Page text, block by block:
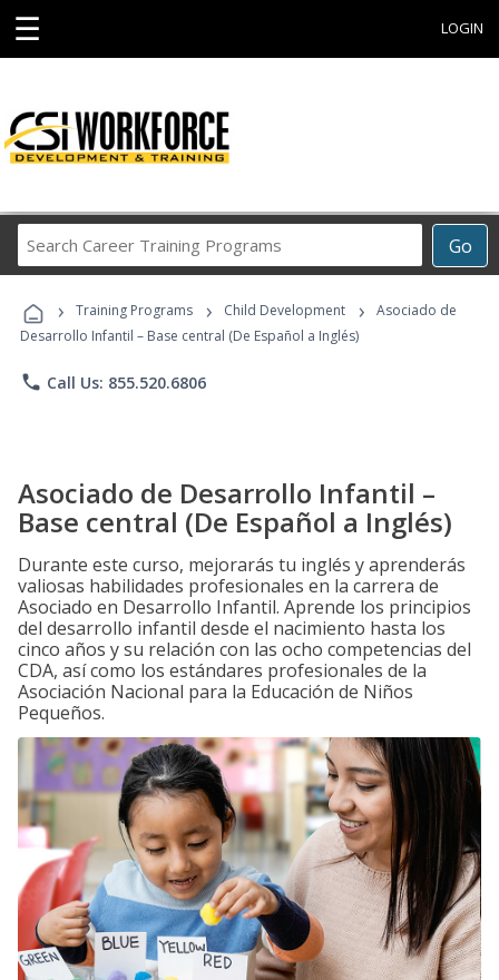
☰ LOGIN
Go
Career
Programs
› Training Programs › Child Development ›
Asociado de
Desarrollo Infantil – Base central (De Español a Inglés)
phone Call Us: 855.520.6806
Asociado de Desarrollo Infantil –
Base central (De Español a Inglés)
Durante este curso, mejorarás tu inglés y aprenderás
valiosas habilidades profesionales en la carrera de
Asociado en Desarrollo Infantil. Aprende los principios
del desarrollo infantil desde el nacimiento hasta los
cinco años y su relación con las ocho competencias del
CDA, así como los estándares profesionales de la
Asociación Nacional para la Educación de Niños
Pequeños.